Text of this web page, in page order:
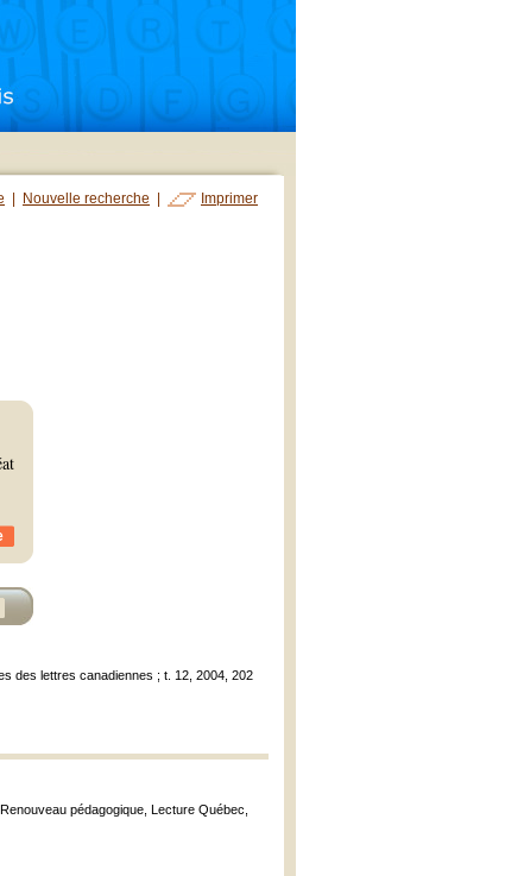
Nouvelle recherche Imprimer
des lettres canadiennes ; t. 12, 2004, 202
pédagogique, Lecture Québec,